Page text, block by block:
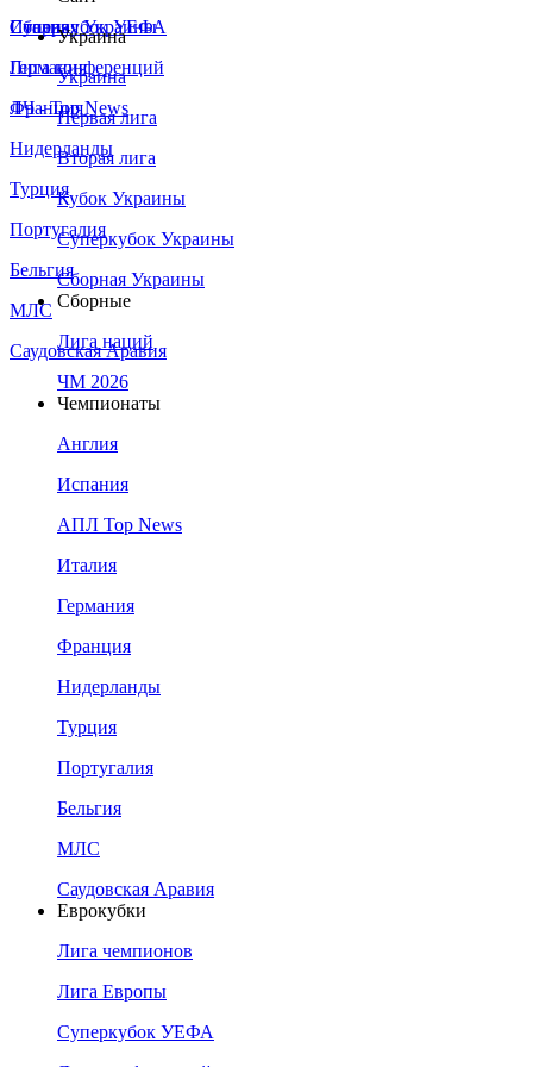
Сборная Украины
Италия
Германия
Франция
Нидерланды
Турция
Португалия
Бельгия
МЛС
Саудовская Аравия
Суперкубок УЕФА
Лига конференций
ЛЧ - Top News
Украина
Украина
Первая лига
Вторая лига
Кубок Украины
Суперкубок Украины
Сборная Украины
Сборные
Лига наций
ЧМ 2026
Чемпионаты
Англия
Испания
АПЛ Top News
Италия
Германия
Франция
Нидерланды
Турция
Португалия
Бельгия
МЛС
Саудовская Аравия
Еврокубки
Лига чемпионов
Лига Европы
Суперкубок УЕФА